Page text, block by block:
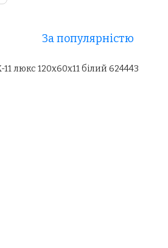
За популярністю